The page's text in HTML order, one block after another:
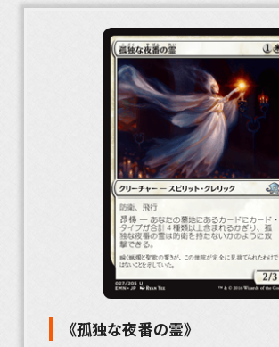
《孤独な夜番の霊》